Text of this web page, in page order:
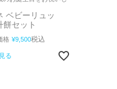
ベビーリュッ
セット
格 ¥9,500税込
る